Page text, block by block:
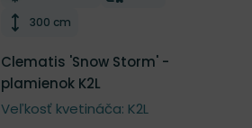
Výška rastliny
300 cm
Clematis 'Snow Storm' -
plamienok K2L
Veľkosť kvetináča: K2L